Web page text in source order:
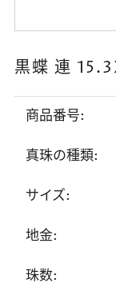
黒蝶 連
商品番号:
真珠の種類:
サイズ:
地金:
珠数: